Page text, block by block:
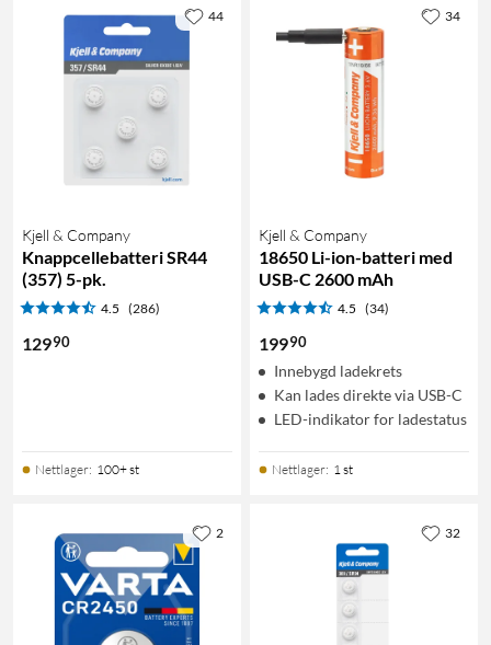
Kjell & Company
Knappcellebatteri SR44
(357) 5-pk.
4.5 (286)
12990
Nettlager: 100+ st
44
Kjell & Company
18650 Li-ion-batteri med
USB-C 2600 mAh
4.5 (34)
19990
Innebygd ladekrets
Kan lades direkte via USB-C
LED-indikator for ladestatus
Nettlager: 1 st
34
2 32